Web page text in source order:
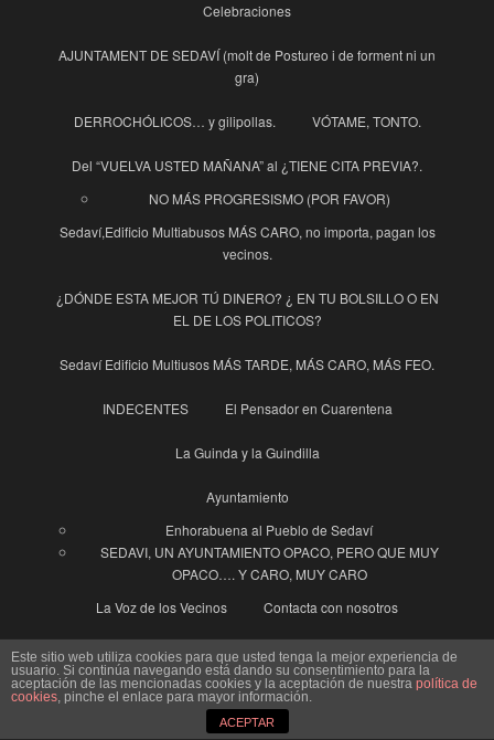
Celebraciones
AJUNTAMENT DE SEDAVÍ (molt de Postureo i de forment ni un
gra)
DERROCHÓLICOS… y gilipollas. VÓTAME, TONTO.
Del “VUELVA USTED MAÑANA” al ¿TIENE CITA PREVIA?.
NO MÁS PROGRESISMO (POR FAVOR)
Sedaví,Edificio Multiabusos MÁS CARO, no importa, pagan los
vecinos.
¿DÓNDE ESTA MEJOR TÚ DINERO? ¿ EN TU BOLSILLO O EN
EL DE LOS POLITICOS?
Sedaví Edificio Multiusos MÁS TARDE, MÁS CARO, MÁS FEO.
INDECENTES El Pensador en Cuarentena
La Guinda y la Guindilla
Ayuntamiento
Enhorabuena al Pueblo de Sedaví
SEDAVI, UN AYUNTAMIENTO OPACO, PERO QUE MUY
OPACO…. Y CARO, MUY CARO
La Voz de los Vecinos
Contacta con nosotros
“Un hombre vale, lo que vale su palabra”.
COSAS CHULIS…… YOLI y FRANCO
Este sitio web utiliza cookies para que usted tenga la mejor experiencia de
usuario. Si continúa navegando está dando su consentimiento para la
aceptación de las mencionadas cookies y la aceptación de nuestra política de
cookies, pinche el enlace para mayor información.
ACEPTAR